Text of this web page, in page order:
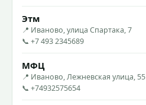
Этм
📍 Иваново, улица Спартака, 7
📞 +7 493 2345689
МФЦ
📍 Иваново, Лежневская улица, 55
📞 +74932575654